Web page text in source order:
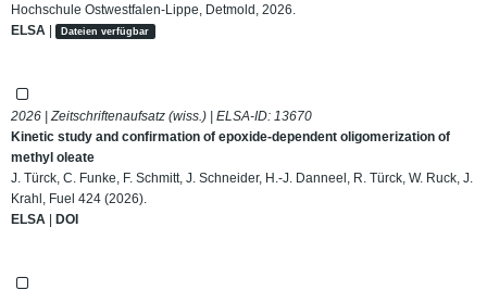
Hochschule Ostwestfalen-Lippe, Detmold, 2026.
ELSA | Dateien verfügbar
2026 | Zeitschriftenaufsatz (wiss.) | ELSA-ID: 13670
Kinetic study and confirmation of epoxide-dependent oligomerization of
methyl oleate
J. Türck, C. Funke, F. Schmitt, J. Schneider, H.-J. Danneel, R. Türck, W. Ruck, J.
Krahl, Fuel 424 (2026).
ELSA | DOI